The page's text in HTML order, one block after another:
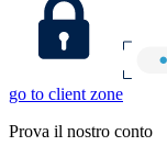
go to client zone
Prova il nostro conto